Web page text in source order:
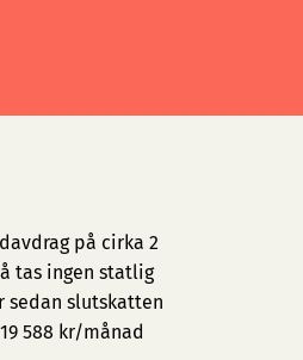
på cirka 2
tas ingen statlig
sedan slutskatten
588 kr/månad